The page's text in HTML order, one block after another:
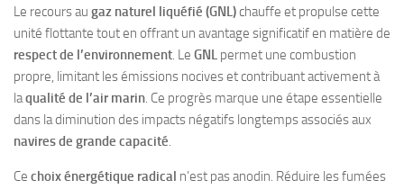
Le recours au gaz naturel liquéfié (GNL)chauffe et propulse cette
unité flottante tout en offrant un avantage significatif en matière de
respect de l’environnement. Le GNL permet une combustion
propre, limitant les émissions nocives et contribuant activement à
laqualité de l’air marin. Ce progrès marque une étape essentielle
dans la diminution des impacts négatifs longtemps associés aux
navires de grande capacité.
Ce choix énergétique radical n’est pas anodin. Réduire les fumées